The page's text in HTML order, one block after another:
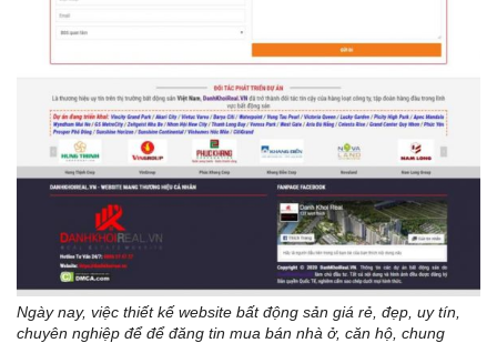
Ngày nay, việc thiết kế website bất động sản giá rẻ, đẹp, uy tín,
chuyên nghiệp để để đăng tin mua bán nhà ở, căn hộ, chung